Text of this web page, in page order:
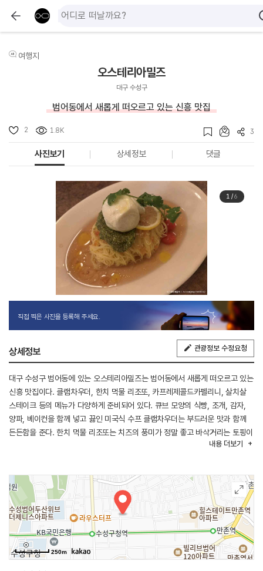
여행지
오스테리아밀즈
대구 수성구
범어동에서 새롭게 떠오르고 있는 신흥 맛집
2 1.8K 3
사진보기 상세정보 댓글
1/6
직접 찍은 사진을 등록해 주세요.
상세정보 관광정보 수정요청
대구 수성구 범어동에 있는 오스테리아밀즈는 범어동에서 새롭게 떠오르고 있는
신흥 맛집이다. 클램차우더, 한치 먹물 리조또, 카프레제콜드카펠리니, 살치살
스테이크 등의 메뉴가 다양하게 준비되어 있다. 큐브 모양의 식빵, 조개, 감자,
양파, 베이컨을 함께 넣고 끓인 미국식 수프 클램차우더는 부드러운 맛과 함께
든든함을 준다. 한치 먹물 리조또는 치즈의 풍미가 정말 좋고 바삭거리는 토핑이
재밌는 식감을 선사한다. 아늑한 공간에 음악이 흘러나오는 가게 내부는 편안한
자리하고 있어 식후에 산책 삼아 방문해보는 것도 추천한다.
내용 더보기
250m